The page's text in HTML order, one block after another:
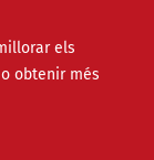
els
obtenir més